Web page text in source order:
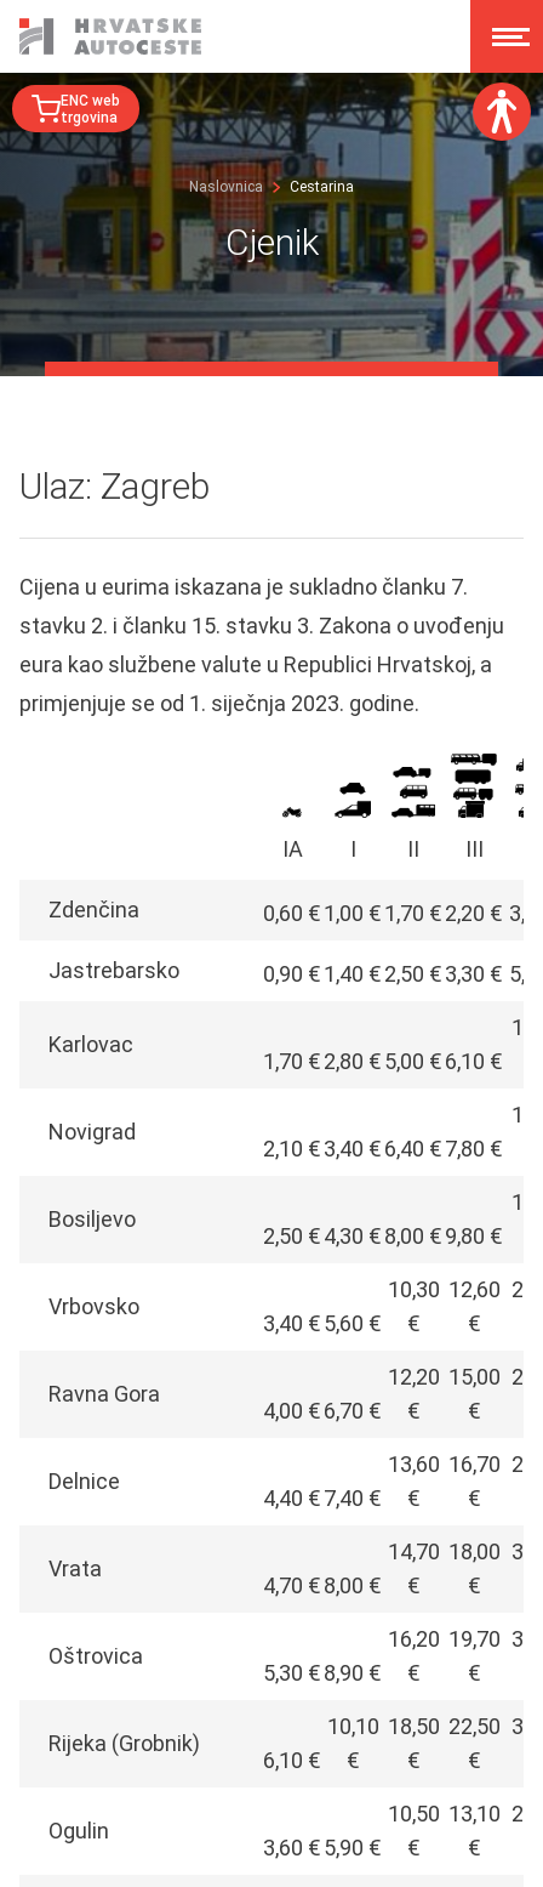
Veličina fonta:
A A A
Disleksija:
Kontrast:
ENC web
trgovina
Naslovnica Cestarina
Cjenik
Ulaz: Zagreb
Cijena u eurima iskazana je sukladno članku 7.
stavku 2. i članku 15. stavku 3. Zakona o uvođenju
eura kao službene valute u Republici Hrvatskoj, a
primjenjuje se od 1. siječnja 2023. godine.
IA I II III
Zdenčina 0,60 €1,00 €1,70 €2,20 €
Jastrebarsko 0,90 €1,40 €2,50 €3,30 €
Karlovac
1,70 €2,80 €5,00 €6,10 €
Novigrad
2,10 €3,40 €6,40 €7,80 €
Bosiljevo
2,50 €4,30 €8,00 €9,80 €
Vrbovsko
3,40 €5,60 €
10,30
€
12,60
€
Ravna Gora
4,00 €6,70 €
12,20
€
15,00
€
Delnice
4,40 €7,40 €
13,60
€
16,70
€
Vrata
4,70 €8,00 €
14,70
€
18,00
€
Oštrovica
5,30 €8,90 €
16,20
€
19,70
€
Rijeka (Grobnik)
6,10 €
10,10
€
18,50
€
22,50
€
Ogulin
3,60 €5,90 €
10,50
€
13,10
€